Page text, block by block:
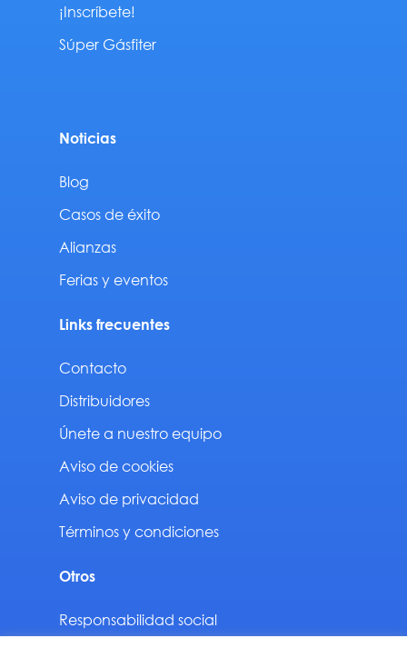
¡Inscríbete!
Súper Gásfiter
Noticias
Blog
Casos de éxito
Alianzas
Ferias y eventos
Links frecuentes
Contacto
Distribuidores
Únete a nuestro equipo
Aviso de cookies
Aviso de privacidad
Términos y condiciones
Otros
Responsabilidad social